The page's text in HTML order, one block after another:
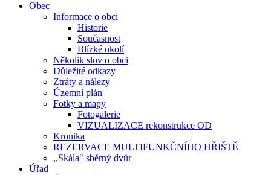
Obec
Informace o obci
Historie
Současnost
Blízké okolí
Několik slov o obci
Důležité odkazy
Ztráty a nálezy
Územní plán
Fotky a mapy
Fotogalerie
VIZUALIZACE rekonstrukce OD
Kronika
REZERVACE MULTIFUNKČNÍHO HŘIŠTĚ
,,Skála" sběrný dvůr
Úřad